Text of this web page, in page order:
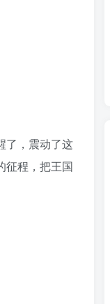
了，震动了这
征程，把王国